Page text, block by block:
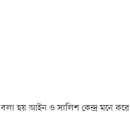
হয় আইন ও সালিশ কেন্দ্র মনে করে,